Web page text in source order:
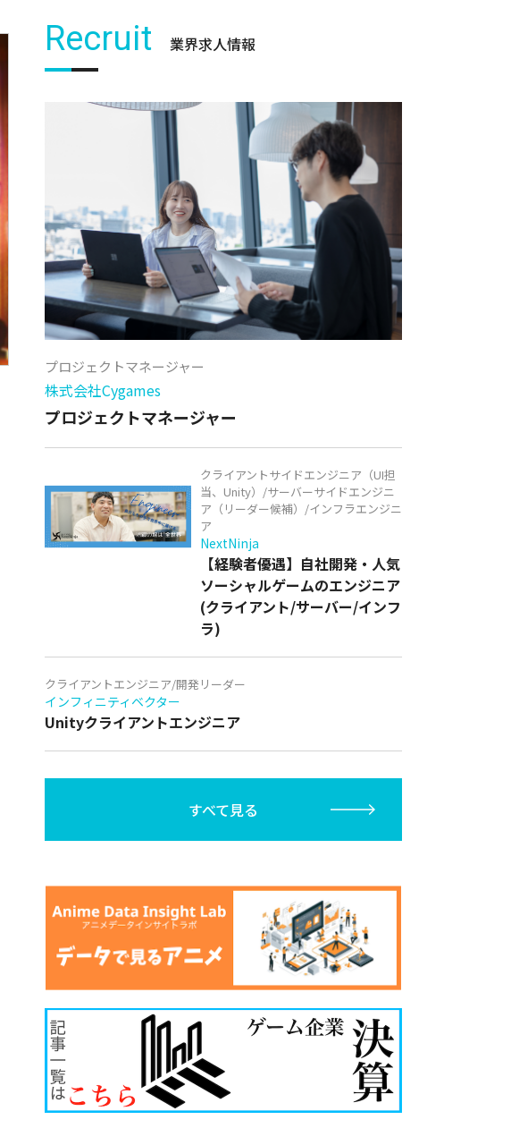
Recruit 業界求人情報
プロジェクトマネージャー
株式会社Cygames
プロジェクトマネージャー
クライアントサイドエンジニア（UI担
当、Unity）/サーバーサイドエンジニ
ア（リーダー候補）/インフラエンジニ
ア
NextNinja
【経験者優遇】自社開発・人気
ソーシャルゲームのエンジニア
(クライアント/サーバー/インフ
ラ)
クライアントエンジニア/開発リーダー
インフィニティベクター
Unityクライアントエンジニア
すべて見る